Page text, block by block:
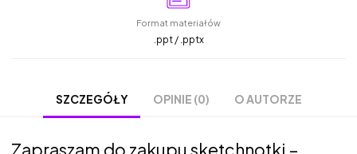
Format materiałów
.ppt / .pptx
SZCZEGÓŁY OPINIE (0) O AUTORZE
Zapraszam do zakupu sketchnotki –